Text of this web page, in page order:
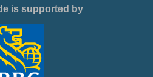
is supported by